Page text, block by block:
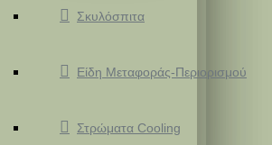
Σκυλόσπιτα
Είδη Μεταφοράς-Περιορισμού
Στρώματα Cooling